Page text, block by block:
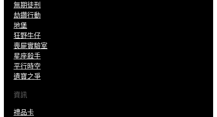
無期徒刑
劫鑽行動
地堡
狂野牛仔
喪屍實驗室
星座殺手
平行時空
遺寶之爭
資訊
禮品卡